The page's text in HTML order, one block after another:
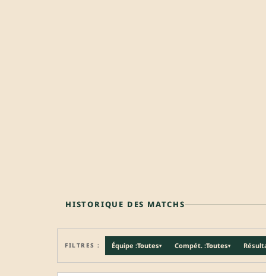
HISTORIQUE DES MATCHS
FILTRES : Équipe :Toutes▾ Compét. :Toutes▾